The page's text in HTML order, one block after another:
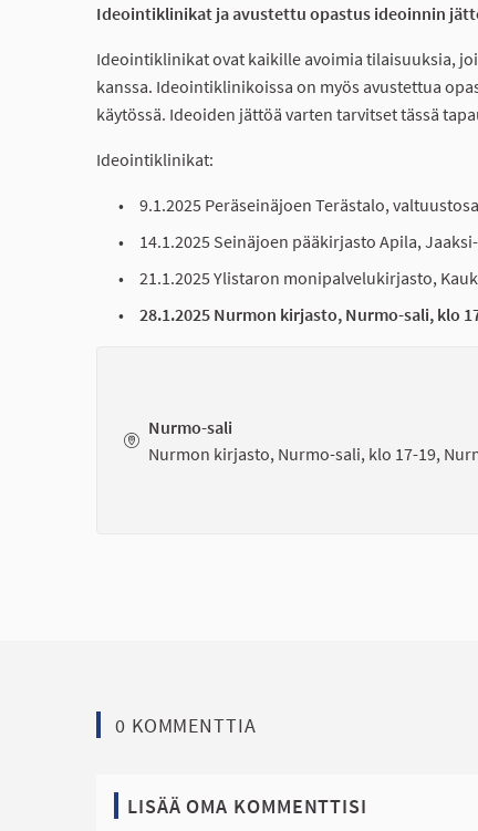
Ideointiklinikat ja avustettu opastus ideoinnin
Ideointiklinikat ovat kaikille avoimia tilaisuuksia,
kanssa. Ideointiklinikoissa on myös avustettua
käytössä. Ideoiden jättöä varten tarvitset tässä
Ideointiklinikat:
9.1.2025 Peräseinäjoen Terästalo,
14.1.2025 Seinäjoen pääkirjasto Apila,
21.1.2025 Ylistaron monipalvelukirjasto,
28.1.2025 Nurmon kirjasto, Nurmo-sali, klo
Nurmo-sali
Nurmon kirjasto, Nurmo-sali, klo 17-19,
0 KOMMENTTIA
LISÄÄ OMA KOMMENTTISI